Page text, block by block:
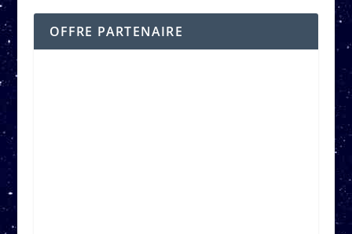
OFFRE PARTENAIRE